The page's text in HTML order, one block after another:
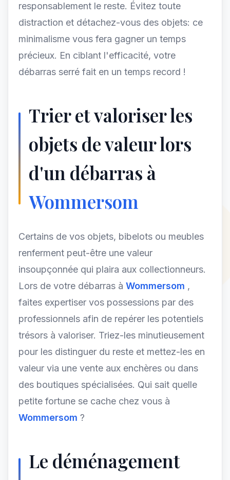
responsablement le reste. Évitez toute
distraction et détachez-vous des objets: ce
minimalisme vous fera gagner un temps
précieux. En ciblant l'efficacité, votre
débarras serré fait en un temps record !
Trier et valoriser les
objets de valeur lors
d'un débarras à
Wommersom
Certains de vos objets, bibelots ou meubles
renferment peut-être une valeur
insoupçonnée qui plaira aux collectionneurs.
Lors de votre débarras à Wommersom ,
faites expertiser vos possessions par des
professionnels afin de repérer les potentiels
trésors à valoriser. Triez-les minutieusement
pour les distinguer du reste et mettez-les en
valeur via une vente aux enchères ou dans
des boutiques spécialisées. Qui sait quelle
petite fortune se cache chez vous à
Wommersom ?
Le déménagement